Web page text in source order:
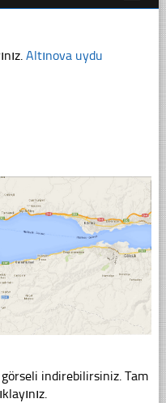
Altınova uydu
indirebilirsiniz. Tam